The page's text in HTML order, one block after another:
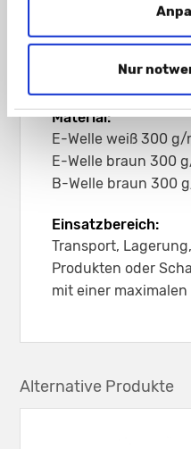
Nur
ca. 46 g (B-Welle)
ca. 42 g (E-Welle)
Material:
E-Welle weiß 300 g/
E-Welle braun 300
B-Welle braun 300
Einsatzbereich:
Transport,
Produkten oder
mit einer
Alternative Produkte